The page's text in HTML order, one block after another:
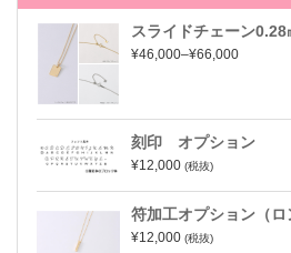
スライドチェーン0.28
¥46,000–¥66,000
刻印 オプション
¥12,000 (税抜)
符加工オプション（ロ
¥12,000 (税抜)